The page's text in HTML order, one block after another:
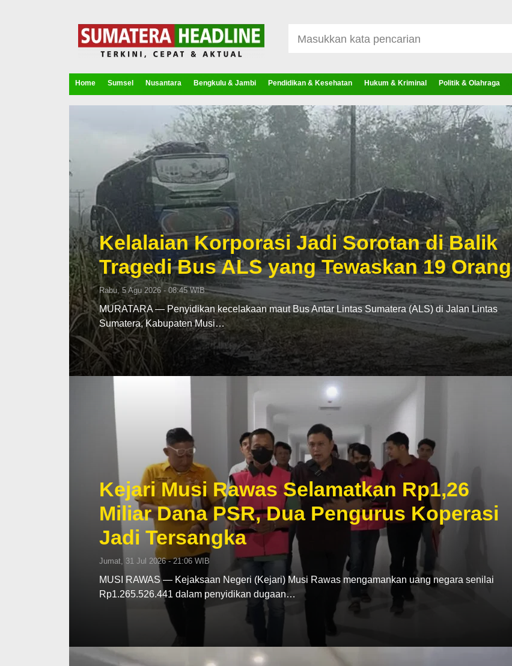
Home Sumsel Nusantara Bengkulu & Jambi Pendidikan & Kesehatan Hukum & Kriminal Politik & Olahraga
Kelalaian Korporasi Jadi Sorotan di Balik
Tragedi Bus ALS yang Tewaskan 19 Orang
Rabu, 5 Agu 2026 - 08:45 WIB
MURATARA — Penyidikan kecelakaan maut Bus Antar Lintas Sumatera (ALS) di Jalan Lintas
Sumatera, Kabupaten Musi…
Kejari Musi Rawas Selamatkan Rp1,26
Miliar Dana PSR, Dua Pengurus Koperasi
Jadi Tersangka
Jumat, 31 Jul 2026 - 21:06 WIB
MUSI RAWAS — Kejaksaan Negeri (Kejari) Musi Rawas mengamankan uang negara senilai
Rp1.265.526.441 dalam penyidikan dugaan…